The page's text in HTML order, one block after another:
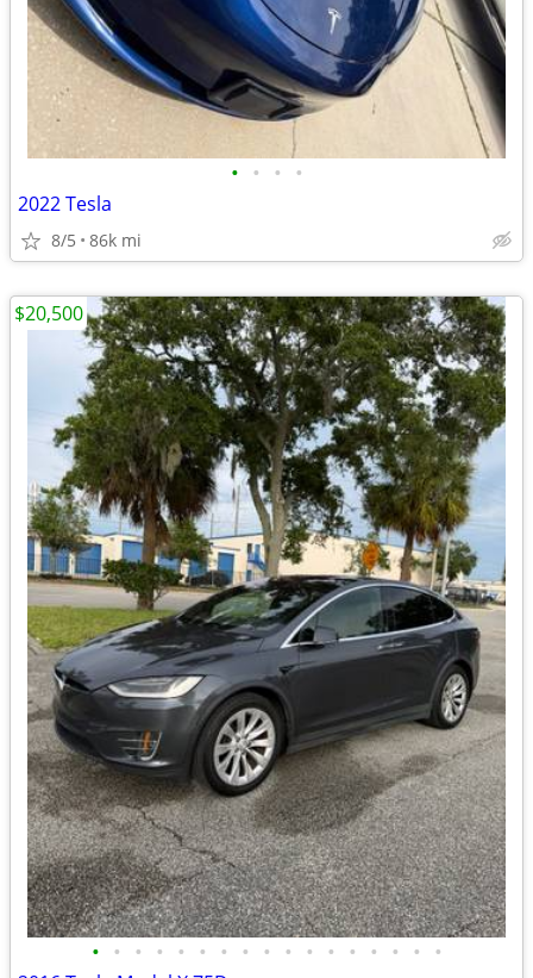
• • • •
2022 Tesla
8/5 86k mi
• • • • • • • • • • • • • • • • •
$20,500